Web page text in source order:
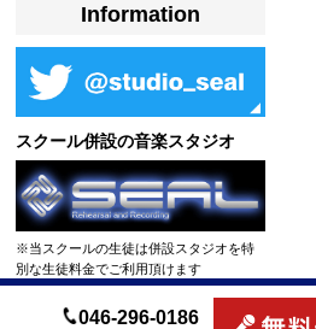
Information
スクール併設の音楽スタジオ
※当スクールの生徒は併設スタジオを特
別な生徒料金でご利用頂けます
046-296-0186